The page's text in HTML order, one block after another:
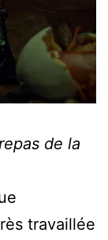
de la
travaillée